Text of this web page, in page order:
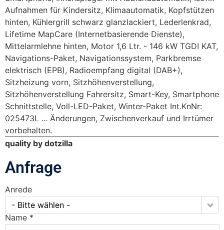
Aufnahmen für Kindersitz, Klimaautomatik, Kopfstützen
hinten, Kühlergrill schwarz glanzlackiert, Lederlenkrad,
Lifetime MapCare (Internetbasierende Dienste),
Mittelarmlehne hinten, Motor 1,6 Ltr. - 146 kW TGDI KAT,
Navigations-Paket, Navigationssystem, Parkbremse
elektrisch (EPB), Radioempfang digital (DAB+),
Sitzheizung vorn, Sitzhöhenverstellung,
Sitzhöhenverstellung Fahrersitz, Smart-Key, Smartphone
Schnittstelle, Voll-LED-Paket, Winter-Paket Int.KnNr:
025473L ... Änderungen, Zwischenverkauf und Irrtümer
vorbehalten.
quality by dotzilla
Anfrage
Anrede
- Bitte wählen -
Name *